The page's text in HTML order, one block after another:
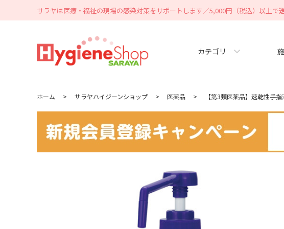
サラヤは医療・福祉の現場の感染対策をサポートします／5,000円（税込）以上で
カテゴリ
ホーム > サラヤハイジーンショップ > 医薬品 > 【第3類医薬品】速乾性手